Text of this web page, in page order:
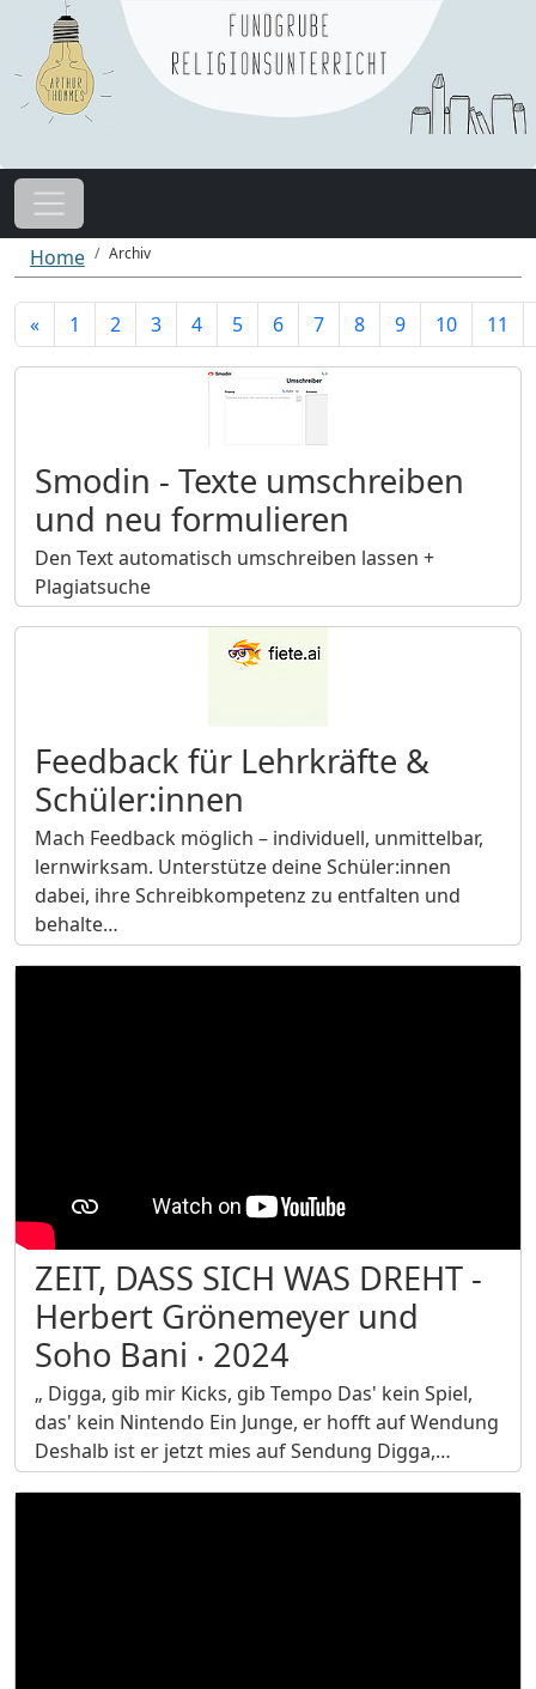
Home Archiv
« 1 2 3 4 5 6 7 8 9 10 11
Smodin - Texte umschreiben
und neu formulieren
Den Text automatisch umschreiben lassen +
Plagiatsuche
Feedback für Lehrkräfte &
Schüler:innen
Mach Feedback möglich – individuell, unmittelbar,
lernwirksam. Unterstütze deine Schüler:innen
dabei, ihre Schreibkompetenz zu entfalten und
behalte…
ZEIT, DASS SICH WAS DREHT -
Herbert Grönemeyer und
Soho Bani ‧ 2024
„ Digga, gib mir Kicks, gib Tempo Das' kein Spiel,
das' kein Nintendo Ein Junge, er hofft auf Wendung
Deshalb ist er jetzt mies auf Sendung Digga,…